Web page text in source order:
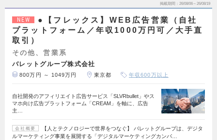
掲載期間 26/08/06～26/08/19
NEW
●【フレックス】WEB広告営業（自社
プラットフォーム／年収1000万円可／大手直
取引）
その他、営業系
バレットグループ株式会社
800万円 ～ 1049万円 東京都 年収600万以上
自社開発のアフィリエイト広告サービス「SLVRbullet」やス
マホ向け広告プラットフォーム「CREAM」を軸に、広告
主…
会社概要
【人とテクノロジーで世界をつなぐ】 バレットグループは、デジタ
ルマーケティング事業を展開する「デジタルマーケティングカンパ…